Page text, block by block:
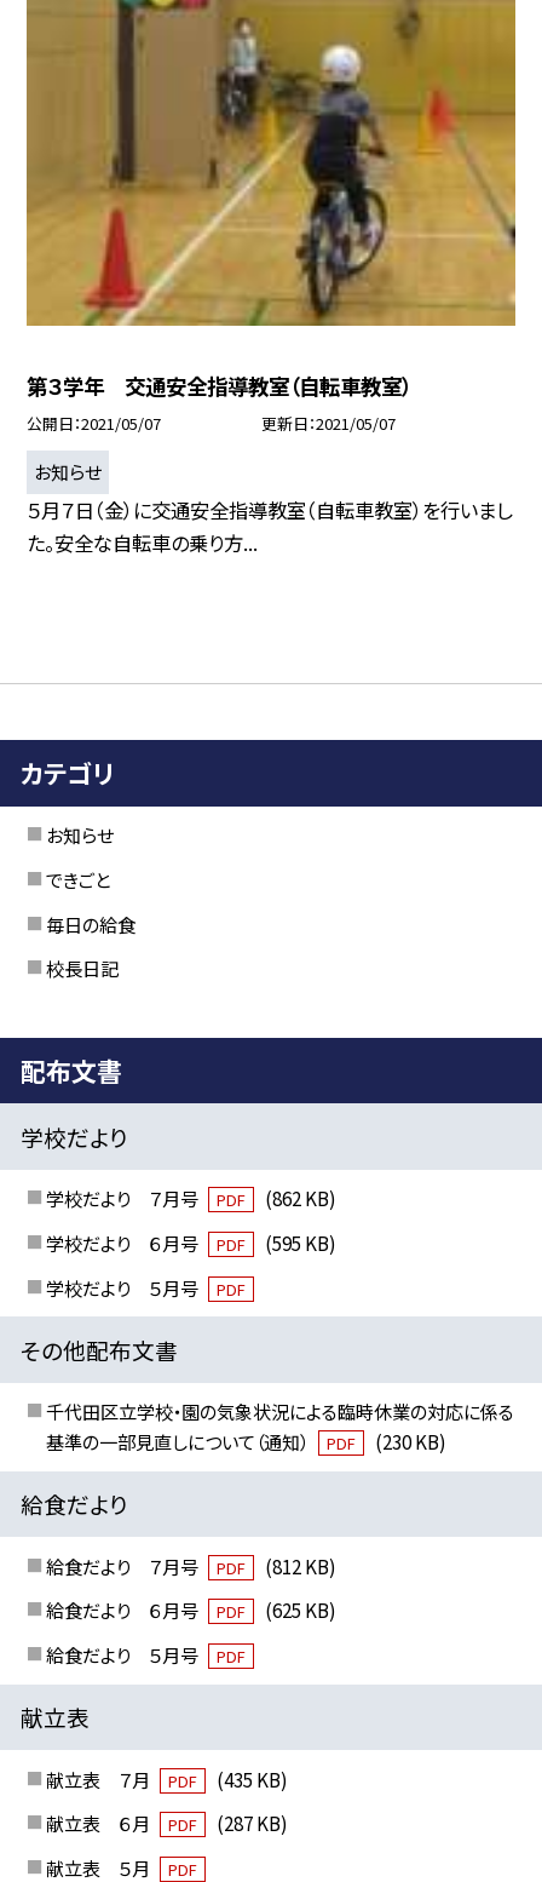
第３学年 交通安全指導教室（自転車教室）
公開日 2021/05/07 更新日 2021/05/07
お知らせ
５月７日（金）に交通安全指導教室（自転車教室）を行いまし
た。安全な自転車の乗り方...
カテゴリ
お知らせ
できごと
毎日の給食
校長日記
配布文書
学校だより
学校だより ７月号 PDF
(862 KB)
学校だより ６月号
PDF
(595 KB)
学校だより ５月号
PDF
その他配布文書
千代田区立学校・園の気象状況による臨時休業の対応に係る
基準の一部見直しについて（通知）
PDF (230 KB)
給食だより
給食だより ７月号 PDF
(812 KB)
給食だより ６月号
PDF
(625 KB)
給食だより ５月号
PDF
献立表
献立表 ７月 PDF
(435 KB)
献立表 ６月
PDF
(287 KB)
献立表 ５月
PDF